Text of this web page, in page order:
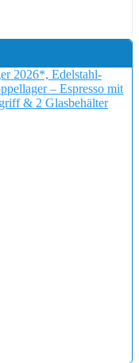
2026*, Edelstahl-
– Espresso mit
& 2 Glasbehälter